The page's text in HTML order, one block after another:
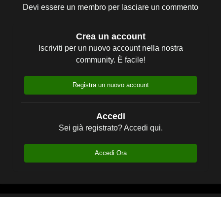
Devi essere un membro per lasciare un commento
Crea un account
Iscriviti per un nuovo account nella nostra
community. È facile!
Registra un nuovo account
Accedi
Sei già registrato? Accedi qui.
Accedi Ora